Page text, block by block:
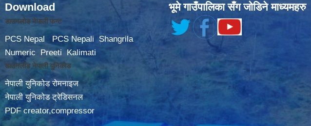
Download
डाउनलोड नेपाली फन्ट
PCS Nepal PCS Nepali
Shangrila
Numeric
Preeti Kalimati
डाउनलोड नेपाली युनिकोड
नेपाली युनिकोड रोमनाइज
नेपाली युनिकोड ट्रेडिसनल
PDF creator,compressor
भूमे गाउँपालिका सँग जोडिने माध्यमहरु